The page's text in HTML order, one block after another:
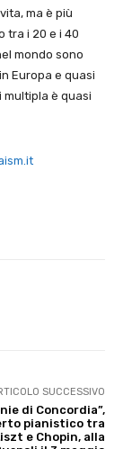
ma è più
tra i 20 e i 40
mondo sono
Europa e quasi
multipla è quasi
SUCCESSIVO
di Concordia”,
pianistico tra
e Chopin, alla